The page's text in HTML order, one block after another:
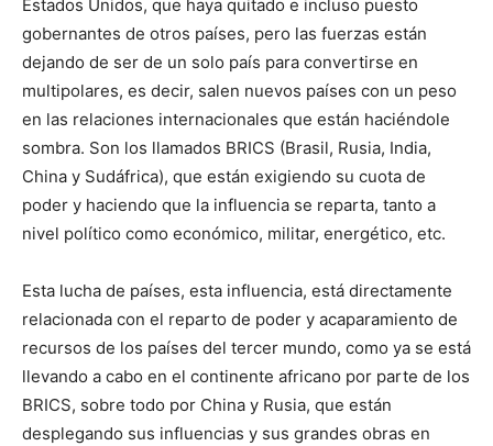
Estados Unidos, que haya quitado e incluso puesto
gobernantes de otros países, pero las fuerzas están
dejando de ser de un solo país para convertirse en
multipolares, es decir, salen nuevos países con un peso
en las relaciones internacionales que están haciéndole
sombra. Son los llamados BRICS (Brasil, Rusia, India,
China y Sudáfrica), que están exigiendo su cuota de
poder y haciendo que la influencia se reparta, tanto a
nivel político como económico, militar, energético, etc.
Esta lucha de países, esta influencia, está directamente
relacionada con el reparto de poder y acaparamiento de
recursos de los países del tercer mundo, como ya se está
llevando a cabo en el continente africano por parte de los
BRICS, sobre todo por China y Rusia, que están
desplegando sus influencias y sus grandes obras en